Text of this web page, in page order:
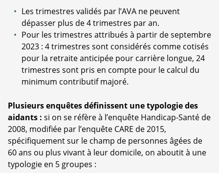
Les trimestres validés par l’AVA ne peuvent
dépasser plus de 4 trimestres par an.
Pour les trimestres attribués à partir de septembre
2023 : 4 trimestres sont considérés comme cotisés
pour la retraite anticipée pour carrière longue, 24
trimestres sont pris en compte pour le calcul du
minimum contributif majoré.
Plusieurs enquêtes définissent une typologie des
aidants : si on se réfère à l’enquête Handicap-Santé de
2008, modifiée par l’enquête CARE de 2015,
spécifiquement sur le champ de personnes âgées de
60 ans ou plus vivant à leur domicile, on aboutit à une
typologie en 5 groupes :